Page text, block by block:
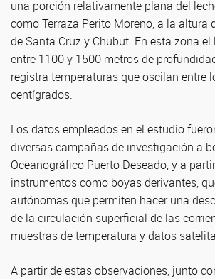
una porción relativamente plana del
como Terraza Perito Moreno, a la altura
de Santa Cruz y Chubut. En esta zona
entre 1100 y 1500 metros de
registra temperaturas que oscilan entre
centígrados.
Los datos empleados en el estudio
diversas campañas de investigación a
Oceanográfico Puerto Deseado, y a
instrumentos como boyas derivantes,
autónomas que permiten hacer una
de la circulación superficial de las
muestras de temperatura y datos
A partir de estas observaciones, junto